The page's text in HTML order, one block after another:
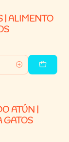
| ALIMENTO
ATÚN |
GATOS